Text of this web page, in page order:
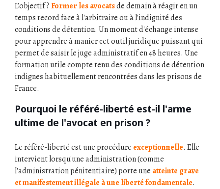
L’objectif ?Former les avocatsde demain à réagir en un
temps record face à l'arbitraire ou à l'indignité des
conditions de détention. Un moment d'échange intense
pour apprendre à manier cet outil juridique puissant qui
permet de saisir le juge administratif en 48 heures. Une
formation utile compte tenu des conditions de détention
indignes habituellement rencontrées dans les prisons de
France.
Pourquoi le référé-liberté est-il l'arme
ultime de l'avocat en prison ?
Le référé-liberté est une procédure exceptionnelle. Elle
intervient lorsqu'une administration (comme
l'administration pénitentiaire) porte une atteinte grave
et manifestement illégale à une liberté fondamentale.